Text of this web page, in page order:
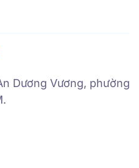
Dương Vương, phường